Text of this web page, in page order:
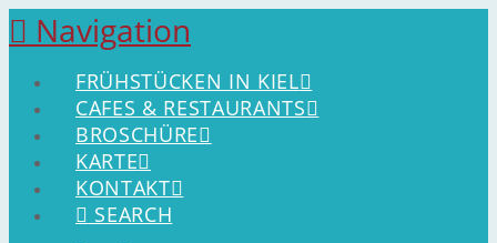
Navigation
FRÜHSTÜCKEN IN KIEL
CAFES & RESTAURANTS
BROSCHÜRE
KARTE
KONTAKT
SEARCH